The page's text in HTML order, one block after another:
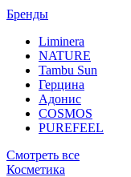
Бренды
Liminera
NATURE
Tambu Sun
Герцина
Адонис
COSMOS
PUREFEEL
Смотреть все
Косметика